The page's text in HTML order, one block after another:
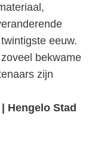
eeuw.
bekwame
zijn
Hengelo Stad